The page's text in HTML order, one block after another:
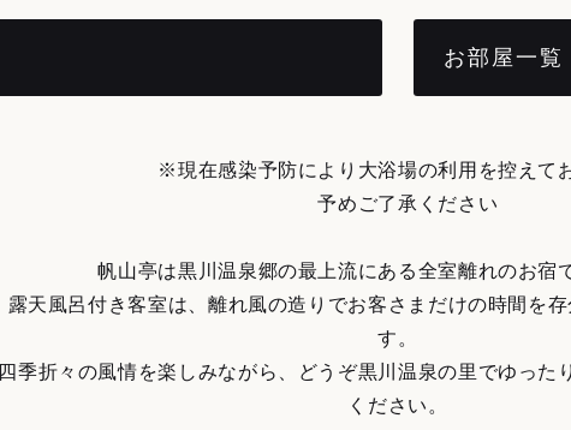
お部屋一覧
※現在感染予防により大浴場の利用を控えて
予めご了承ください
帆山亭は黒川温泉郷の最上流にある全室離れのお宿
露天風呂付き客室は、離れ風の造りでお客さまだけの時間を
す。
四季折々の風情を楽しみながら、どうぞ黒川温泉の里でゆった
ください。